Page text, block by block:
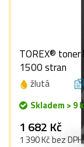
TOREX®
1500 stran
žlutá
Skladem > 9
1 682 Kč
1 390 Kč bez DPH